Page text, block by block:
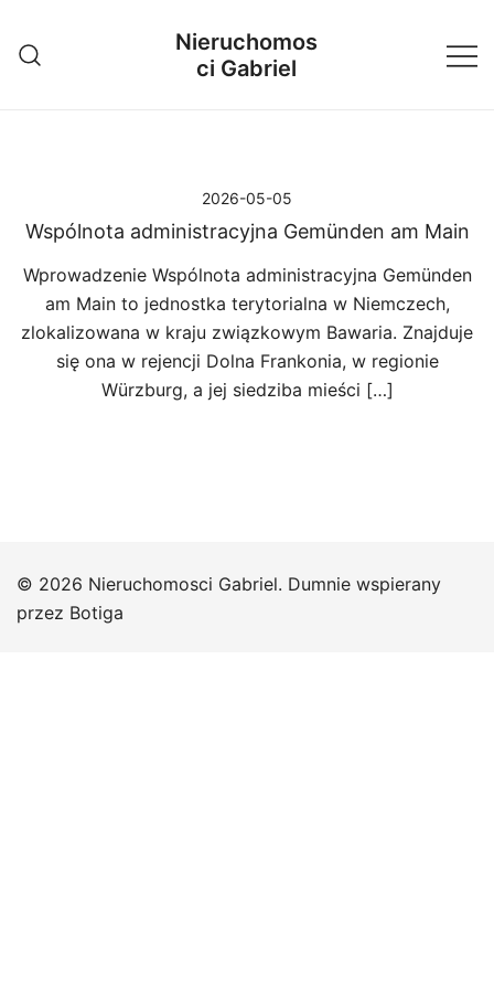
treści
Nieruchomos
ci Gabriel
2026-05-05
Wspólnota administracyjna Gemünden am Main
Wprowadzenie Wspólnota administracyjna Gemünden
am Main to jednostka terytorialna w Niemczech,
zlokalizowana w kraju związkowym Bawaria. Znajduje
się ona w rejencji Dolna Frankonia, w regionie
Würzburg, a jej siedziba mieści […]
© 2026 Nieruchomosci Gabriel. Dumnie wspierany
przez Botiga